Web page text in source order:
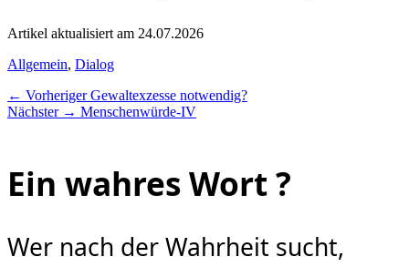
Artikel aktualisiert am 24.07.2026
Kategorien
Allgemein, Dialog
Beitragsnavigation
← Vorheriger Vorheriger
Beitrag:
Gewaltexzesse notwendig?
Nächster → Nächster
Menschenwürde-IV
Ein wahres Wort ?
Wer nach der Wahrheit sucht,